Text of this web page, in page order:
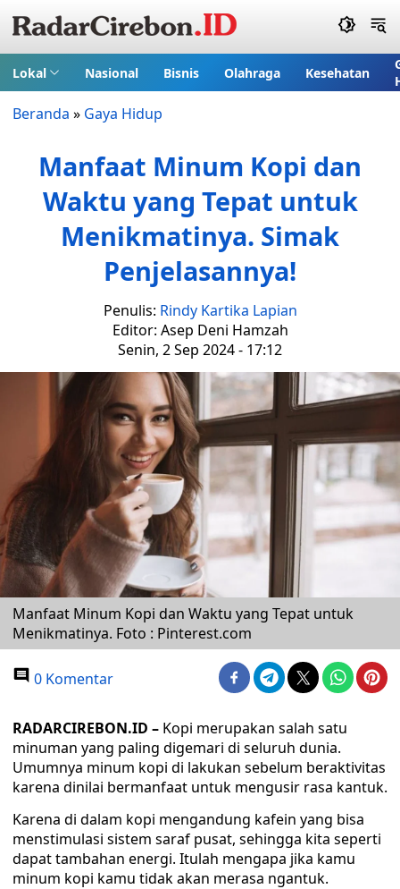
Lokal Nasional Bisnis Olahraga Kesehatan
Beranda » Gaya Hidup
Manfaat Minum Kopi dan
Waktu yang Tepat untuk
Menikmatinya. Simak
Penjelasannya!
Penulis: Rindy Kartika Lapian
Editor: Asep Deni Hamzah
Senin, 2 Sep 2024 - 17:12
Manfaat Minum Kopi dan Waktu yang Tepat untuk
Menikmatinya. Foto : Pinterest.com
0 Komentar
RADARCIREBON.ID – Kopi merupakan salah satu
minuman yang paling digemari di seluruh dunia.
Umumnya minum kopi di lakukan sebelum beraktivitas
karena dinilai bermanfaat untuk mengusir rasa kantuk.
Karena di dalam kopi mengandung kafein yang bisa
menstimulasi sistem saraf pusat, sehingga kita seperti
dapat tambahan energi. Itulah mengapa jika kamu
minum kopi kamu tidak akan merasa ngantuk.